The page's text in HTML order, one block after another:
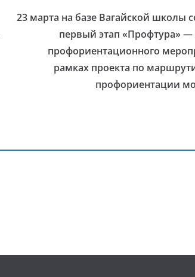
23 марта на базе Вагайской школы
первый этап «Профтура» —
профориентационного
рамках проекта по
профориентации